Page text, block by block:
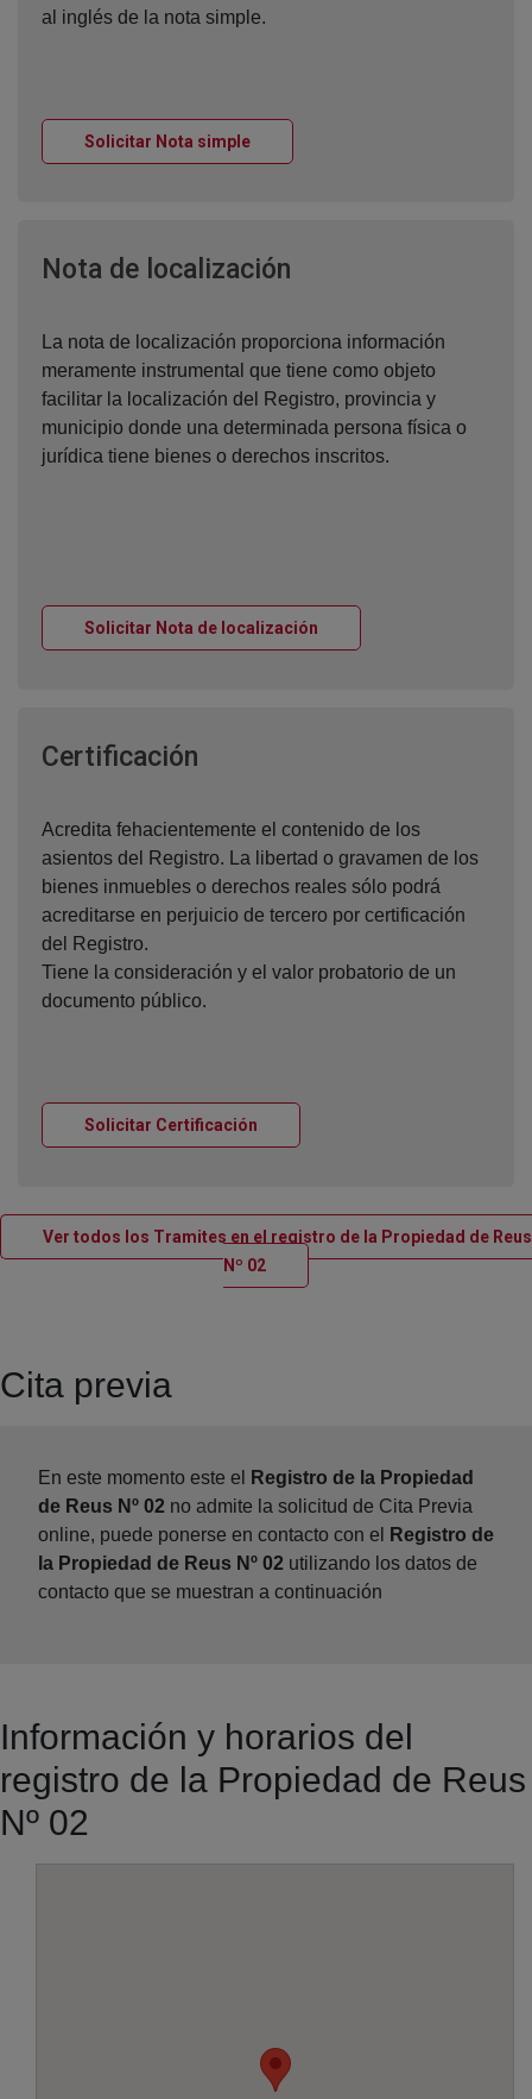
al inglés de la nota simple.
Solicitar Nota simpleVentana nueva
Nota de localización
La nota de localización proporciona información
meramente instrumental que tiene como objeto
facilitar la localización del Registro, provincia y
municipio donde una determinada persona física o
jurídica tiene bienes o derechos inscritos.
Solicitar Nota de localización
Certificación
Acredita fehacientemente el contenido de los
asientos del Registro. La libertad o gravamen de los
bienes inmuebles o derechos reales sólo podrá
acreditarse en perjuicio de tercero por certificación
del Registro.
Tiene la consideración y el valor probatorio de un
documento público.
Solicitar Certificación
Ver todos los Tramites en el registro de la Propiedad de Reus
Nº 02 Ventana nueva
Cita previa
En este momento este el
Registro de la Propiedad
de Reus Nº 02 no admite la solicitud de Cita Previa
online, puede ponerse en contacto con el
Registro de
la Propiedad de Reus Nº 02 utilizando los datos de
contacto que se muestran a continuación
Información y horarios del
registro de la Propiedad de Reus
Nº 02